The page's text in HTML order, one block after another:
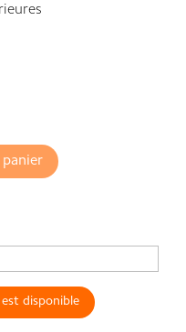
disponible